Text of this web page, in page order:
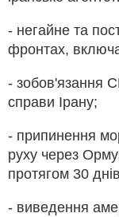
- негайне та
фронтах,
- зобов'язання
справи Ірану;
- припинення
руху через
протягом 30
- виведення